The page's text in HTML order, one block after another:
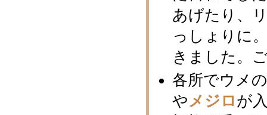
あげたり、
っしょりに
きました。
各所でウメ
やメジロ が